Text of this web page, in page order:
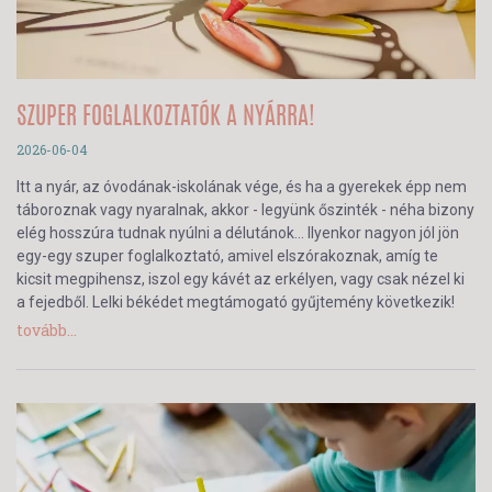
SZUPER FOGLALKOZTATÓK A NYÁRRA!
2026-06-04
Itt a nyár, az óvodának-iskolának vége, és ha a gyerekek épp nem
táboroznak vagy nyaralnak, akkor - legyünk őszinték - néha bizony
elég hosszúra tudnak nyúlni a délutánok… Ilyenkor nagyon jól jön
egy-egy szuper foglalkoztató, amivel elszórakoznak, amíg te
kicsit megpihensz, iszol egy kávét az erkélyen, vagy csak nézel ki
a fejedből. Lelki békédet megtámogató gyűjtemény következik!
tovább...